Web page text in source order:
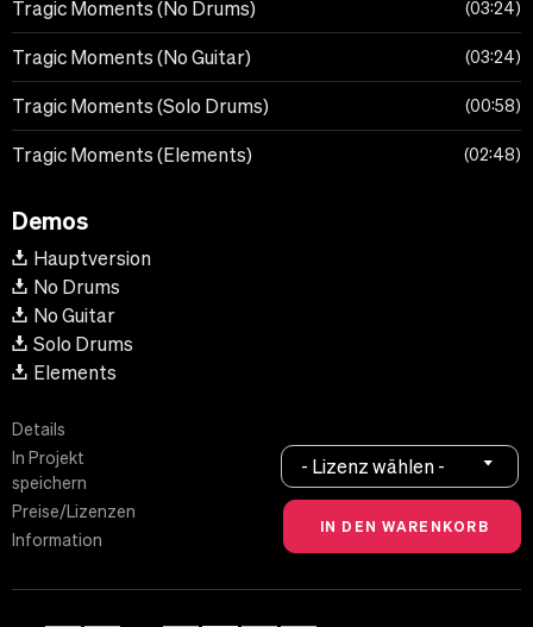
Tragic Moments (No Drums) 03:24
Tragic Moments (No Guitar) 03:24
Tragic Moments (Solo Drums) 00:58
Tragic Moments (Elements) 02:48
Demos
Hauptversion
No Drums
No Guitar
Solo Drums
Elements
Details
In Projekt
speichern
Preise/Lizenzen
Information
- Lizenz wählen -